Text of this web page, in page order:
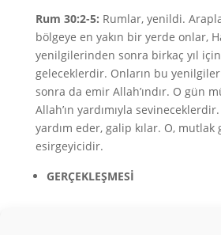
Rum 30:2-5: Rumlar, yenildi.
bölgeye en yakın bir yerde onlar,
yenilgilerinden sonra birkaç yıl
geleceklerdir. Onların bu
sonra da emir Allah’ındır. O gün
Allah’ın yardımıyla
yardım eder, galip kılar. O,
esirgeyicidir.
GERÇEKLEŞMESİ